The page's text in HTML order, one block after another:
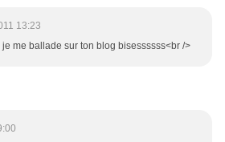
13:23
me ballade sur ton blog bisessssss<br />